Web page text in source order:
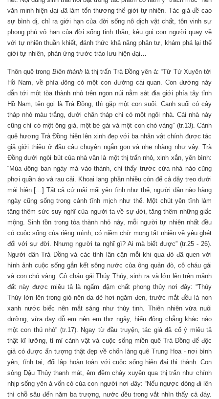
văn minh hiện đại đã làm tổn thương thế giới tự nhiên. Tác giả đề cao
sự bình dị, chỉ ra giới hạn của đời sống nô dịch vật chất, tôn vinh sự
phong phú vô hạn của đời sống tinh thần, kêu gọi con người quay về
với tự nhiên thuần khiết, đánh thức khả năng phản tư, khám phá lại thế
giới tự nhiên, phản ứng trước trào lưu hiện đại…
Thôn quê trong Biên thànhlà thị trấn Trà Đồng yên ả: “Từ Tứ Xuyên tới
Hồ Nam, về phía đông có một con đường cái quan. Con đường này
dẫn tới một tòa thành nhỏ trên ngọn núi nằm sát địa giới phía tây tỉnh
Hồ Nam, tên gọi là Trà Đồng, thì gặp một con suối. Cạnh suối có cây
tháp nhỏ màu trắng, dưới chân tháp chỉ có một ngôi nhà. Cái nhà này
cũng chỉ có một ông già, một bé gái và một con chó vàng” (tr.13). Cảnh
quê hương Trà Đồng hiện lên xinh đẹp với ba nhân vật chính được tác
giả giới thiệu ở đầu câu chuyện ngắn gọn và nhẹ nhàng như vậy. Trà
Đồng dưới ngòi bút của nhà văn là một thị trấn nhỏ, xinh xắn, yên bình:
“Mùa đông ban ngày mà vào thành, chỉ thấy trước cửa nhà nào cũng
phơi quần áo và rau cải. Khoai lang phần nhiều còn để cả dây treo dưới
mái hiên […] Tất cả cứ mãi mãi yên tĩnh như thế, người dân nào hàng
ngày cũng sống trong cảnh tĩnh mịch như thế. Một chút yên tĩnh làm
tăng thêm sức suy nghĩ của người ta về sự đời, tăng thêm những giấc
mộng. Sinh tồn trong tòa thành nhỏ này, mỗi người tự nhiên nhất đều
có cuộc sống của riêng mình, có niềm chờ mong tất nhiên về yêu ghét
đối với sự đời. Nhưng người ta nghĩ gì? Ai mà biết được” (tr.25 - 26).
Người dân Trà Đồng và các tỉnh lân cận mỗi khi qua đò đã quen với
hình ảnh cuộc sống gắn kết sông nước của ông quản đò, cô cháu gái
và con chó vàng. Cô cháu gái Thúy Thúy, sinh ra và lớn lên trên mảnh
đất này được miêu tả là ngấm đậm chất phong thủy nơi đây: “Thúy
Thúy lớn lên trong gió nên da dẻ hơi ngăm đen, trước mắt đều là non
xanh nước biếc nên mắt sáng như thủy tinh. Thiên nhiên vừa nuôi
dưỡng, vừa dạy dỗ em nên em thơ ngây, hiếu động chẳng khác nào
một con thú nhỏ” (tr.17). Ngay từ đầu truyện, tác giả đã cố ý miêu tả
thật kĩ lưỡng, tỉ mỉ cảnh vật và cuộc sống miền quê Trà Đồng để độc
giả có được ấn tượng thật đẹp về chốn làng quê Trung Hoa - nơi bình
yên, tĩnh tại, đối lập hoàn toàn với cuộc sống hiện đại thị thành. Con
sông Dậu Thủy thanh mát, êm đềm chảy xuyên qua thị trấn như chính
nhịp sống yên ả vốn có của con người nơi đây: “Nếu ngược dòng đi lên
thì chỗ sâu đến năm ba trượng, nước đều trong vắt nhìn thấy cả đáy.